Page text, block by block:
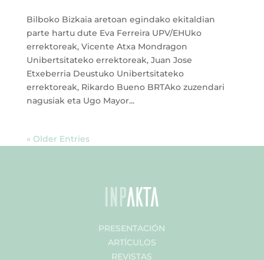
Bilboko Bizkaia aretoan egindako ekitaldian
parte hartu dute Eva Ferreira UPV/EHUko
errektoreak, Vicente Atxa Mondragon
Unibertsitateko errektoreak, Juan Jose
Etxeberria Deustuko Unibertsitateko
errektoreak, Rikardo Bueno BRTAko zuzendari
nagusiak eta Ugo Mayor...
« Older Entries
PRESENTACIÓN
ARTÍCULOS
REVISTAS